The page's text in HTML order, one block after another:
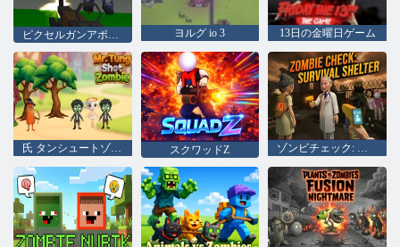
ピクセルガンアポカリプス6 ヨルグ io 3 13日の金曜日ゲーム
氏 タンシュートゾンビ スクワッドZ ゾンビチェック: サバイバルシェルター